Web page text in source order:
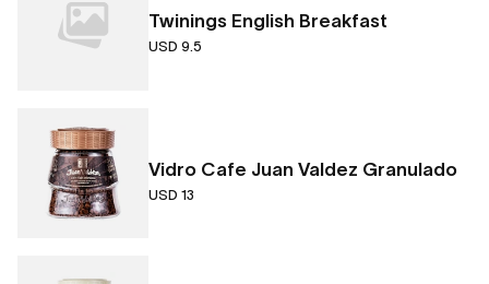
Twinings English Breakfast
USD 9.5
Vidro Cafe Juan Valdez Granulado
USD 13